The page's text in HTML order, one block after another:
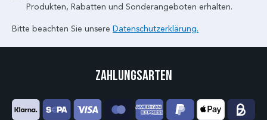
Produkten, Rabatten und Sonderangeboten erhalten.
Bitte beachten Sie unsere Datenschutzerklärung.
Zahlungsarten